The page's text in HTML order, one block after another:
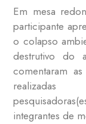
Em mesa
participante
o colapso
destrutivo do
comentaram
realizadas
integrantes de